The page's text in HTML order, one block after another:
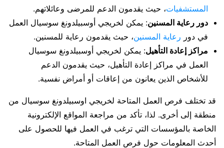
المستشفيات، حيث يقدمون الدعم للمرضى وعائلاتهم.
دور رعاية المسنين: يمكن لخريجي أوسبيلدونغ سوسيال العمل
في دور رعاية المسنين، حيث يقدمون رعاية للمسنين.
مراكز إعادة التأهيل: يمكن لخريجي أوسبيلدونغ سوسيال
العمل في مراكز إعادة التأهيل، حيث يقدمون الدعم
للأشخاص الذين يعانون من إعاقات أو أمراض نفسية.
قد تختلف فرص العمل المتاحة لخريجي اوسبيلدونغ سوسيال من
منطقة إلى أخرى. لذا، تأكد من مراجعة المواقع الإلكترونية
الخاصة بالمؤسسات التي ترغب في العمل فيها للحصول على
أحدث المعلومات حول فرص العمل المتاحة.